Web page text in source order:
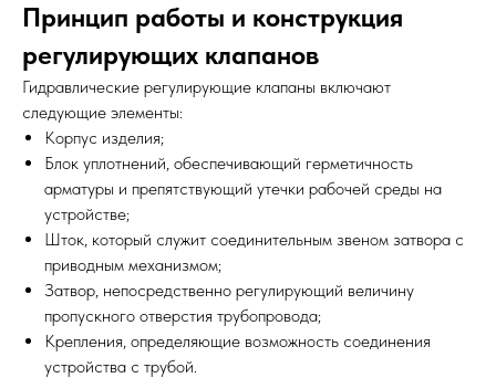
Принцип работы и конструкция
регулирующих клапанов
Гидравлические регулирующие клапаны включают
следующие элементы:
Корпус изделия;
Блок уплотнений, обеспечивающий герметичность
арматуры и препятствующий утечки рабочей среды на
устройстве;
Шток, который служит соединительным звеном затвора с
приводным механизмом;
Затвор, непосредственно регулирующий величину
пропускного отверстия трубопровода;
Крепления, определяющие возможность соединения
устройства с трубой.